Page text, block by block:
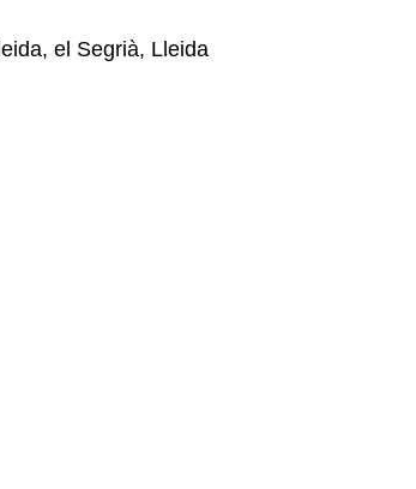
el Segrià, Lleida